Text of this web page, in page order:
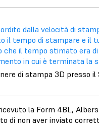
dalla velocità di
il tempo di stampare e il
il tempo stimato era
in cui è terminata la
di stampa 3D presso il
la Form 4BL,
di non aver inviato